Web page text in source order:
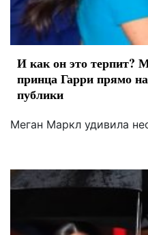
И как он это терпит?
принца Гарри прямо
публики
Меган Маркл удивила